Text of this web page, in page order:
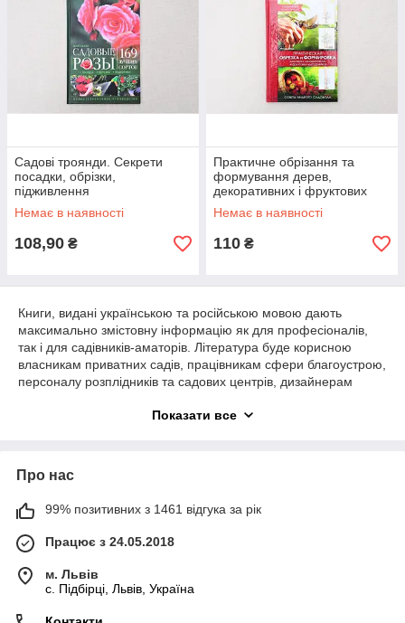
Садові троянди. Секрети
посадки, обрізки,
підживлення
Немає в наявності
108,90 ₴
Практичне обрізання та
формування дерев,
декоративних і фруктових
чагарників. Поради мудрого
садівника.
Немає в наявності
110 ₴
Книги, видані українською та російською мовою дають
максимально змістовну інформацію як для професіоналів,
так і для садівників-аматорів. Література буде корисною
власникам приватних садів, працівникам сфери благоустрою,
персоналу розплідників та садових центрів, дизайнерам
дотичні до рослинного світу. Нижче ми наведемо інформацію
книги є актуальними для сьогодення та видрукувані вже після
1990 року.
Видавництва Харкова
Харківські видавництва є досить популярними серед
такі з них:
продукцію різних спрямувань. Видавнича група
Показати все
Про нас
99% позитивних з 1461 відгука за рік
Працює з 24.05.2018
м. Львів
c. Підбірці, Львів, Україна